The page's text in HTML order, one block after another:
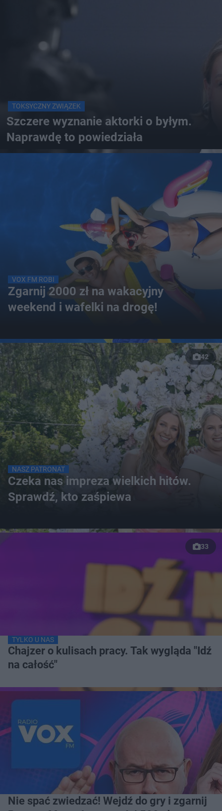
TOKSYCZNY ZWIĄZEK
Szczere wyznanie aktorki o byłym.
Naprawdę to powiedziała
VOX FM ROBI
Zgarnij 2000 zł na wakacyjny
weekend i wafelki na drogę!
42
NASZ PATRONAT
Czeka nas impreza wielkich hitów.
Sprawdź, kto zaśpiewa
33
TYLKO U NAS
Chajzer o kulisach pracy. Tak wygląda "Idź
na całość"
Nie spać zwiedzać! Wejdź do gry i zgarnij